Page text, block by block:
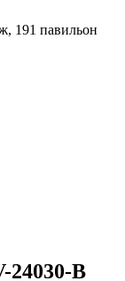
191 павильон
24030-B